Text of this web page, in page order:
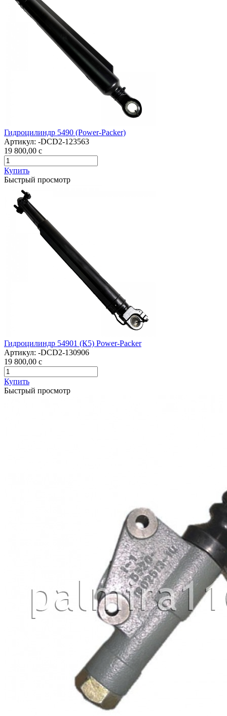
Гидроцилиндр 5490 (Power-Packer)
Артикул: -DCD2-123563
19 800,00 c
Купить
Быстрый просмотр
Гидроцилиндр 54901 (К5) Power-Packer
Артикул: -DCD2-130906
19 800,00 c
Купить
Быстрый просмотр